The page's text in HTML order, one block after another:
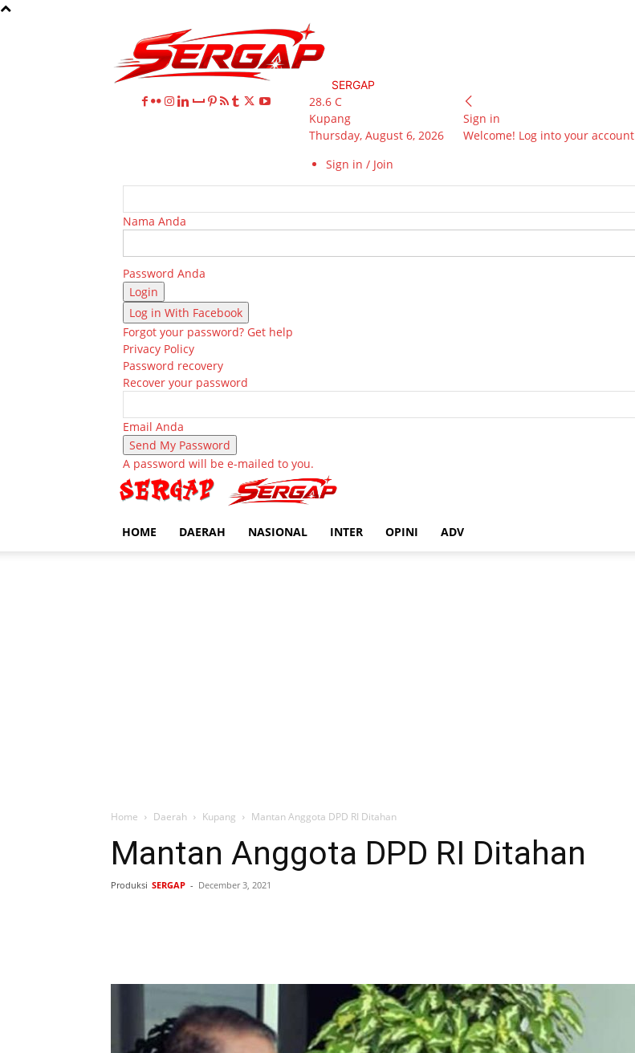
SERGAP
28.6 C
Kupang
Thursday, August 6, 2026
Sign in / Join
Sign in
Welcome! Log into your account
Nama Anda
Password Anda
Log in With Facebook
Forgot your password? Get help
Privacy Policy
Password recovery
Recover your password
Email Anda
A password will be e-mailed to you.
HOME DAERAH NASIONAL INTER OPINI ADV
Home Daerah Kupang Mantan Anggota DPD RI Ditahan
Mantan Anggota DPD RI Ditahan
Produksi SERGAP - December 3, 2021